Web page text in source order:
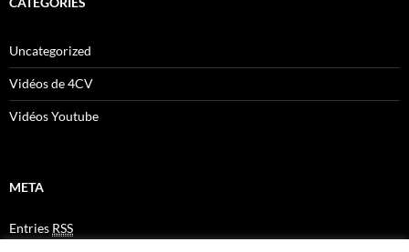
Uncategorized
Vidéos de 4CV
Vidéos Youtube
META
Entries RSS
CommentsRSS